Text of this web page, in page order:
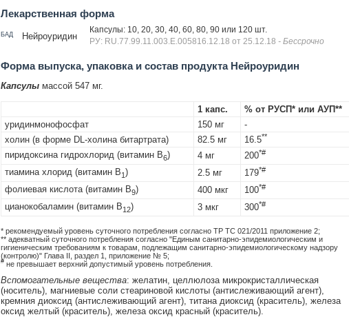
Лекарственная форма
БАД Нейроуридин
Капсулы: 10, 20, 30, 40, 60, 80, 90 или 120 шт.
РУ: RU.77.99.11.003.Е.005816.12.18 от 25.12.18 - Бессрочно
Форма выпуска, упаковка и состав продукта Нейроуридин
Капсулымассой 547 мг.
1 капс.
% от РУСП* или АУП**
уридинмонофосфат
150 мг
-
холин (в форме DL-холина битартрата)
82.5 мг 16.5**
пиридоксина гидрохлорид (витамин B6) 4 мг 200*#
тиамина хлорид (витамин B1) 2.5 мг 179*#
фолиевая кислота (витамин B9) 400 мкг 100*#
цианокобаламин (витамин B12) 3 мкг 300*#
* рекомендуемый уровень суточного потребления согласно ТР ТС 021/2011 приложение 2;
** адекватный суточного потребления согласно "Единым санитарно-эпидемиологическим и
гигиеническим требованиям к товарам, подлежащим санитарно-эпидемиологическому надзору
(контролю)" Глава II, раздел 1, приложение № 5;
#не превышает верхний допустимый уровень потребления.
Вспомогательные вещества: желатин, целлюлоза микрокристаллическая
(носитель), магниевые соли стеариновой кислоты (антислеживающий агент),
кремния диоксид (антислеживающий агент), титана диоксид (краситель), железа
оксид желтый (краситель), железа оксид красный (краситель).